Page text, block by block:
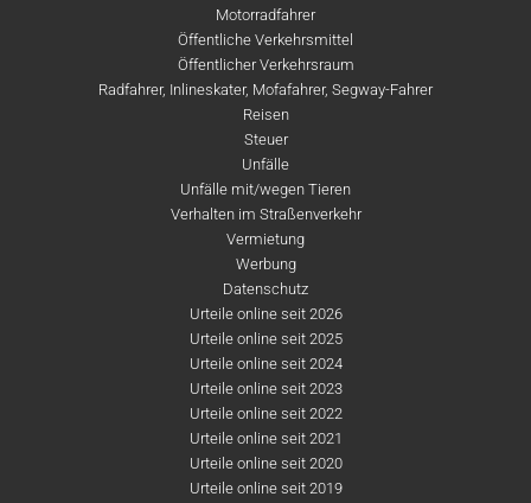
Motorradfahrer
Öffentliche Verkehrsmittel
Öffentlicher Verkehrsraum
Radfahrer, Inlineskater, Mofafahrer, Segway-Fahrer
Reisen
Steuer
Unfälle
Unfälle mit/wegen Tieren
Verhalten im Straßenverkehr
Vermietung
Werbung
Datenschutz
Urteile online seit 2026
Urteile online seit 2025
Urteile online seit 2024
Urteile online seit 2023
Urteile online seit 2022
Urteile online seit 2021
Urteile online seit 2020
Urteile online seit 2019